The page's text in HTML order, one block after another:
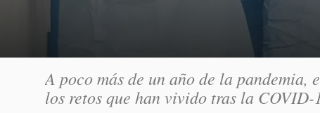
A poco más de un año de la pandemia,
los retos que han vivido tras la COVID-